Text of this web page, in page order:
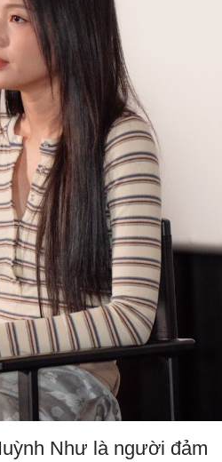
Như là người đảm